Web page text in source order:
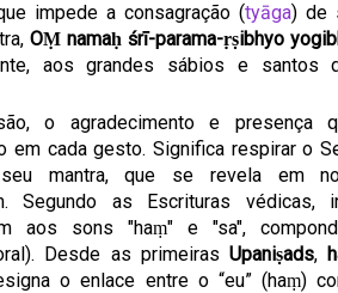
impede a consagração (tyāga) de
OṂ namaḥ śrī-parama-ṛṣibhyo
aos grandes sábios e santos
o agradecimento e presença
em cada gesto. Significa respirar o
mantra, que se revela em
Segundo as Escrituras védicas,
aos sons "haṃ" e "sa",
Desde as primeiras Upaniṣads,
o enlace entre o“eu” (haṃ)